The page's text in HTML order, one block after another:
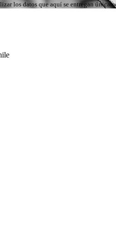
los datos que aquí se entregan